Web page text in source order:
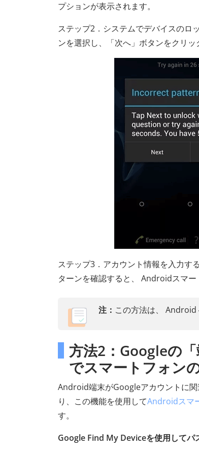
プションが表示されます。
ステップ2．システムでデバイスのロ
ンを選択し、「次へ」ボタンをクリッ
ステップ3．アカウント情報を入力す
ターンを確認すると、 Androidスマー
注： この方法は、 Android
方法2：Googleの
でスマートフォン
Android端末がGoogleアカウントに
り、この機能を使用してAndroidスマ
す。
Google Find My Deviceを使用してパ